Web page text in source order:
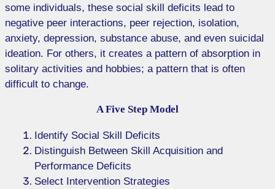
some individuals, these social skill deficits lead to
negative peer interactions, peer rejection, isolation,
anxiety, depression, substance abuse, and even suicidal
ideation. For others, it creates a pattern of absorption in
solitary activities and hobbies; a pattern that is often
difficult to change.
A Five Step Model
Identify Social Skill Deficits
Distinguish Between Skill Acquisition and
Performance Deficits
Select Intervention Strategies